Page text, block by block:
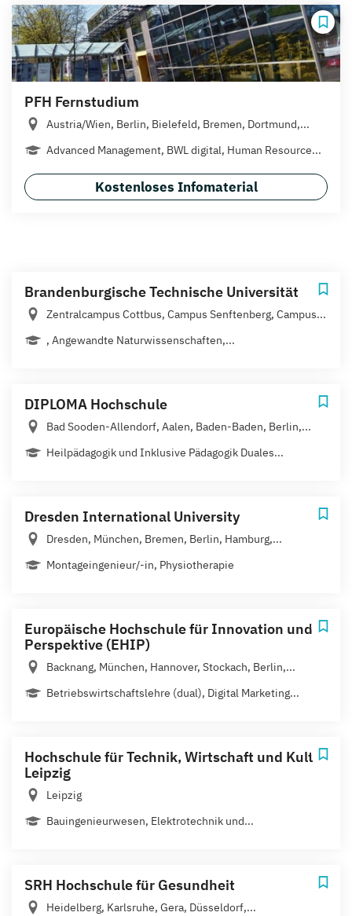
PFH Fernstudium
Austria/Wien, Berlin, Bielefeld, Bremen, Dortmund,...
Advanced Management, BWL digital, Human Resource...
Kostenloses Infomaterial
Brandenburgische Technische Universität
Zentralcampus Cottbus, Campus Senftenberg, Campus...
, Angewandte Naturwissenschaften,...
DIPLOMA Hochschule
Bad Sooden-Allendorf, Aalen, Baden-Baden, Berlin,...
Heil­pädagogik und Inklusive Pädagogik Duales...
Dresden International University
Dresden, München, Bremen, Berlin, Hamburg,...
Montageingenieur/-in, Physiotherapie
Europäische Hochschule für Innovation und
Perspektive (EHIP)
Backnang, München, Hannover, Stockach, Berlin,...
Betriebswirtschaftslehre (dual), Digital Marketing...
Hochschule für Technik, Wirtschaft und Kultur
Leipzig
Leipzig
Bauingenieurwesen, Elektrotechnik und...
SRH Hochschule für Gesundheit
Heidelberg, Karlsruhe, Gera, Düsseldorf,...